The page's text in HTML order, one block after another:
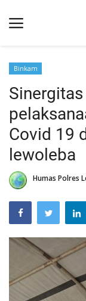
Beranda
Binkam
Terms &
Giat Ops
Reskrim
Polisi Kita
Lantas
Binkam
Covid 19
lewoleba
Humas Polres